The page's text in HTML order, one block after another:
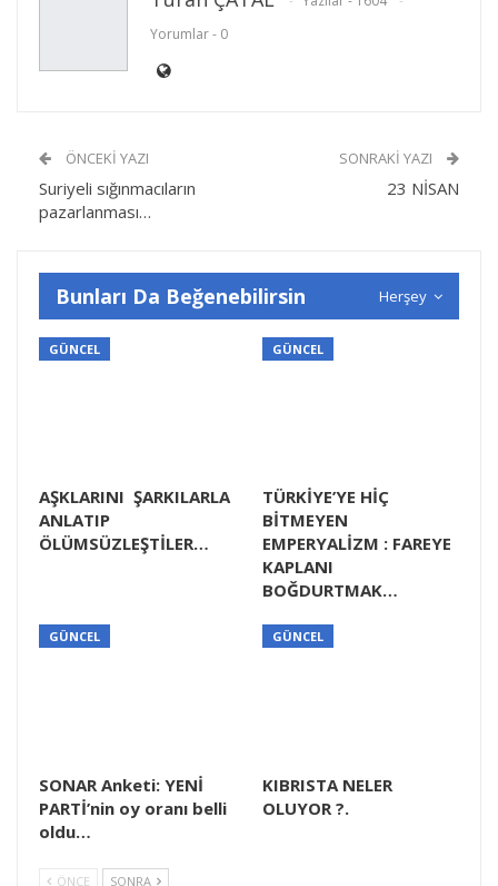
Yorumlar - 0
ÖNCEKI YAZI
Suriyeli sığınmacıların
pazarlanması…
SONRAKI YAZI
23 NİSAN
Herşey
Bunları Da Beğenebilirsin
GÜNCEL
AŞKLARINI ŞARKILARLA
ANLATIP
ÖLÜMSÜZLEŞTİLER…
GÜNCEL
TÜRKİYE’YE HİÇ
BİTMEYEN
EMPERYALİZM : FAREYE
KAPLANI
BOĞDURTMAK…
GÜNCEL
SONAR Anketi: YENİ
PARTİ’nin oy oranı belli
oldu…
GÜNCEL
KIBRISTA NELER
OLUYOR ?.
ÖNCE SONRA